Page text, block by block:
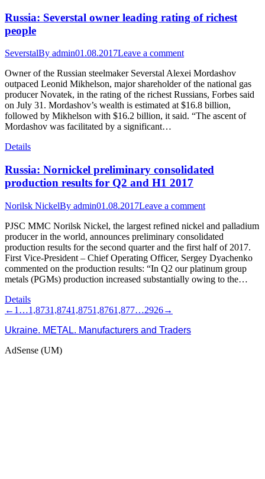
Russia: Severstal owner leading rating of richest
people
SeverstalBy admin01.08.2017Leave a comment
Owner of the Russian steelmaker Severstal Alexei Mordashov
outpaced Leonid Mikhelson, major shareholder of the national gas
producer Novatek, in the rating of the richest Russians, Forbes said
on July 31. Mordashov’s wealth is estimated at $16.8 billion,
followed by Mikhelson with $16.2 billion, it said. “The ascent of
Mordashov was facilitated by a significant…
Details
Russia: Nornickel preliminary consolidated
production results for Q2 and H1 2017
Norilsk NickelBy admin01.08.2017Leave a comment
PJSC MMC Norilsk Nickel, the largest refined nickel and palladium
producer in the world, announces preliminary consolidated
production results for the second quarter and the first half of 2017.
First Vice-President – Chief Operating Officer, Sergey Dyachenko
commented on the production results: “In Q2 our platinum group
metals (PGMs) production increased substantially owing to the…
Details
← 1 …1,8731,8741,8751,8761,877…2926→
Ukraine. METAL. Manufacturers and Traders
AdSense (UM)